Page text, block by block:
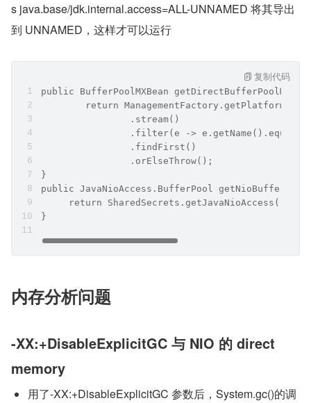
s java.base/jdk.internal.access=ALL-UNNAMED 将其导出
到 UNNAMED，这样才可以运行
public BufferPoolMXBean
return
                .stream()
.filter(e ->
                .findFirst()
                .orElseThrow();
}
public JavaNioAccess.BufferPool
return
}
复制代码
内存分析问题
-XX:+DisableExplicitGC 与 NIO 的 direct
memory
用了-XX:+DisableExplicitGC 参数后，System.gc()的调